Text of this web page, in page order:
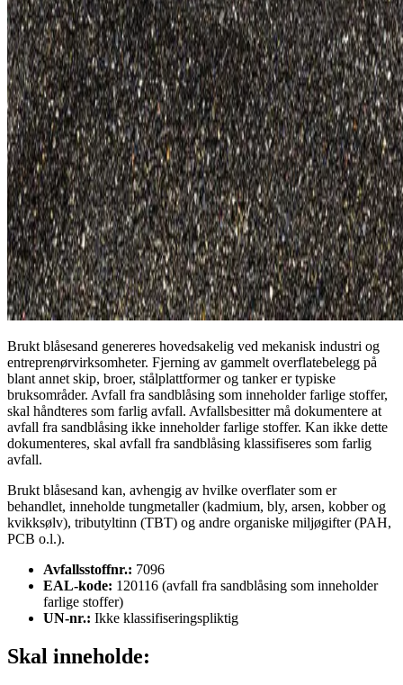
Brukt blåsesand genereres hovedsakelig ved mekanisk industri og
entreprenørvirksomheter. Fjerning av gammelt overflatebelegg på
blant annet skip, broer, stålplattformer og tanker er typiske
bruksområder. Avfall fra sandblåsing som inneholder farlige stoffer,
skal håndteres som farlig avfall. Avfallsbesitter må dokumentere at
avfall fra sandblåsing ikke inneholder farlige stoffer. Kan ikke dette
dokumenteres, skal avfall fra sandblåsing klassifiseres som farlig
avfall.
Brukt blåsesand kan, avhengig av hvilke overflater som er
behandlet, inneholde tungmetaller (kadmium, bly, arsen, kobber og
kvikksølv), tributyltinn (TBT) og andre organiske miljøgifter (PAH,
PCB o.l.).
Avfallsstoffnr.: 7096
EAL-kode: 120116 (avfall fra sandblåsing som inneholder
farlige stoffer)
UN-nr.: Ikke klassifiseringspliktig
Skal inneholde: